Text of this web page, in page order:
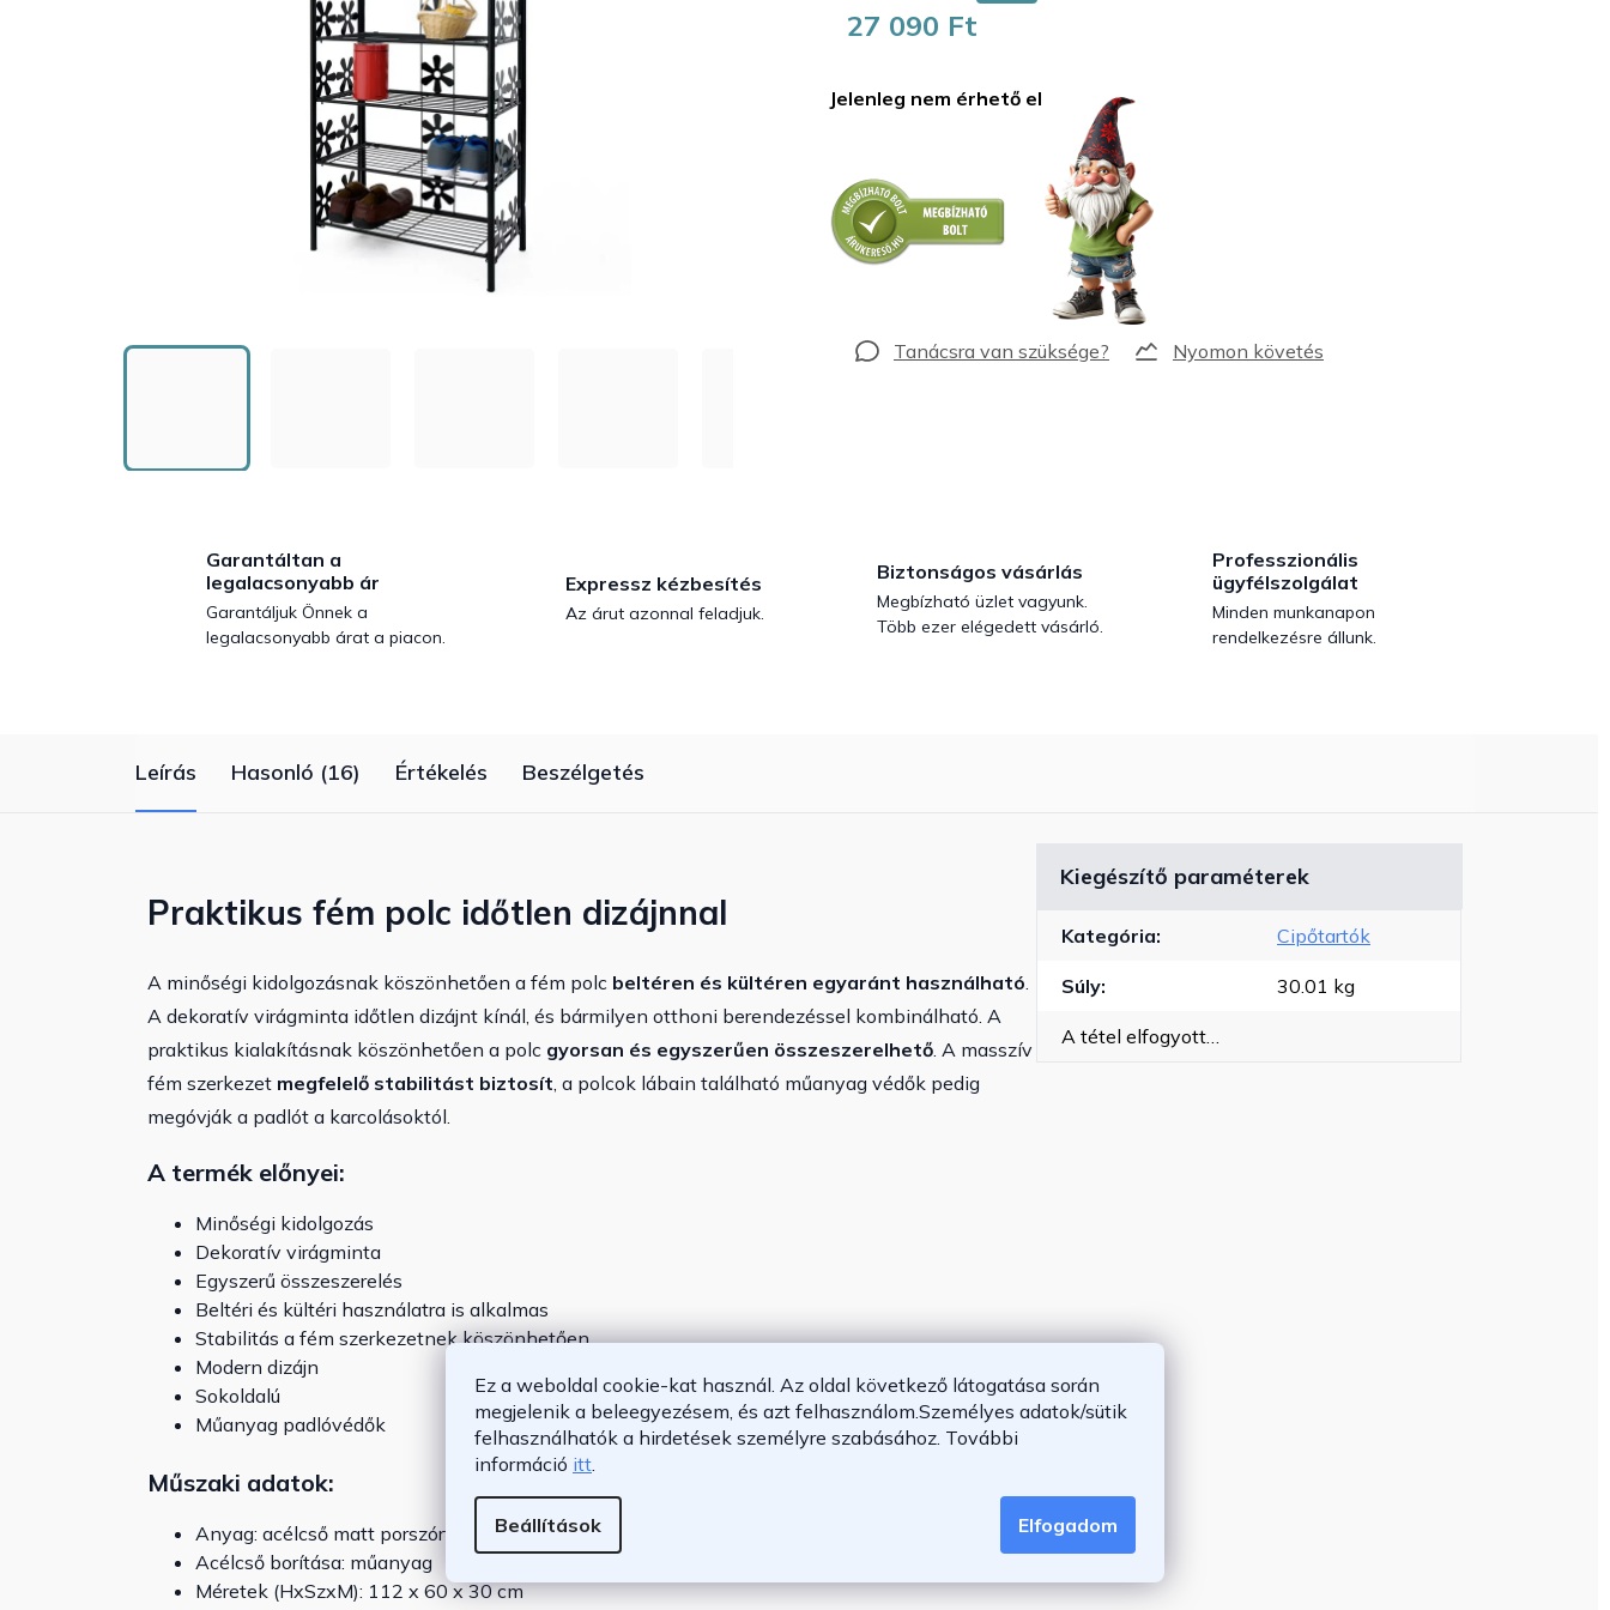
Ez a weboldal cookie-kat használ. Az oldal következő látogatása során
megjelenik a beleegyezésem, és azt felhasználom. Személyes adatok/sütik
felhasználhatók a hirdetések személyre szabásához. További
információ itt
Beállítások Elfogadom
27 090 Ft
Jelenleg nem érhető el
Nyomon követés
Garantáltan a
legalacsonyabb ár
Garantáljuk Önnek a
legalacsonyabb árat a piacon.
Expressz kézbesítés
Az árut azonnal feladjuk.
Biztonságos vásárlás
Megbízható üzlet vagyunk.
Több ezer elégedett vásárló.
Professzionális
ügyfélszolgálat
Minden munkanapon
rendelkezésre állunk.
Leírás Hasonló (16) Értékelés Beszélgetés
Praktikus fém polc időtlen dizájnnal
A minőségi kidolgozásnak köszönhetően a fém polc beltéren és kültéren egyaránt használható.
A dekoratív virágminta időtlen dizájnt kínál, és bármilyen otthoni berendezéssel kombinálható. A
praktikus kialakításnak köszönhetően a polc gyorsan és egyszerűen összeszerelhető. A masszív
fém szerkezet megfelelő stabilitást biztosít, a polcok lábain található műanyag védők pedig
megóvják a padlót a karcolásoktól.
A termék előnyei:
Minőségi kidolgozás
Dekoratív virágminta
Egyszerű összeszerelés
Beltéri és kültéri használatra is alkalmas
Stabilitás a fém szerkezetnek köszönhetően
Modern dizájn
Sokoldalú
Műanyag padlóvédők
Műszaki adatok:
Anyag: acélcső matt porszórt bevonattal
Acélcső borítása: műanyag
Méretek (HxSzxM): 112 x 60 x 30 cm
Kiegészítő paraméterek
Kategória: Cipőtartók
Súly: 30.01 kg
A tétel elfogyott…